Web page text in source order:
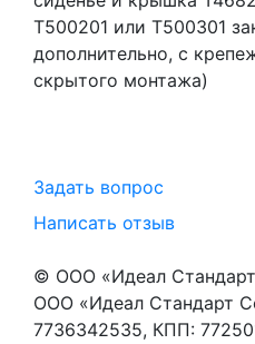
T500201 или T500301
дополнительно, с
скрытого монтажа)
Задать вопрос
Написать отзыв
© ООО «Идеал
ООО «Идеал Стандарт
7736342535, КПП: